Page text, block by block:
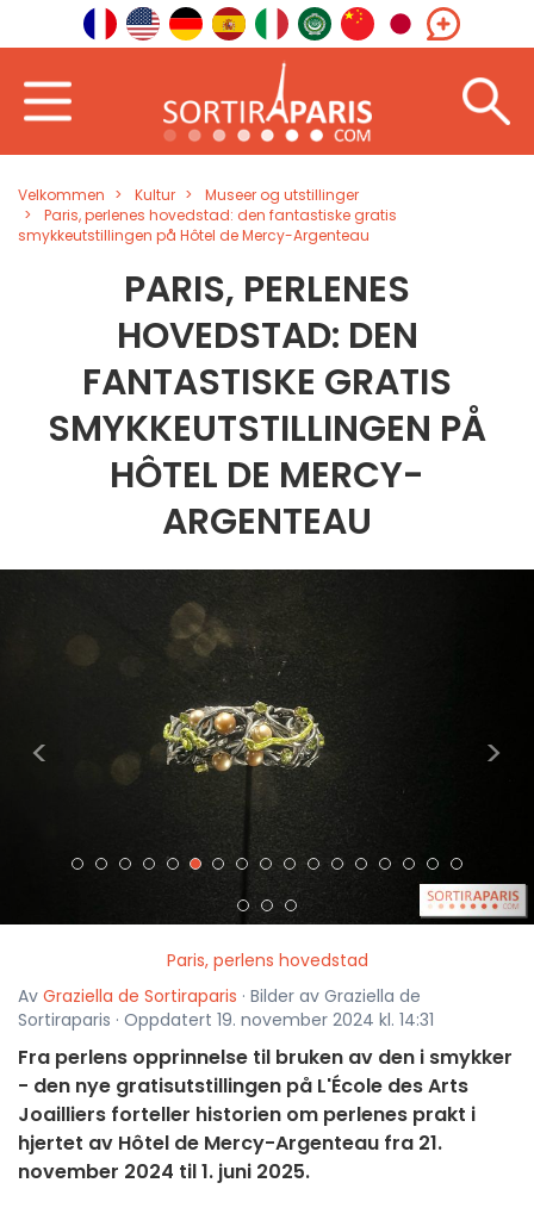
Velkommen Kultur
Museer og utstillinger
Paris, perlenes hovedstad: den fantastiske gratis
smykkeutstillingen på Hôtel de Mercy-Argenteau
PARIS, PERLENES
HOVEDSTAD: DEN
FANTASTISKE GRATIS
SMYKKEUTSTILLINGEN PÅ
HÔTEL DE MERCY-
ARGENTEAU
< >
Paris, perlens hovedstad
Av Graziella de Sortiraparis · Bilder av Graziella de
Sortiraparis · Oppdatert 19. november 2024 kl. 14:31
Fra perlens opprinnelse til bruken av den i smykker
- den nye gratisutstillingen på L'École des Arts
Joailliers forteller historien om perlenes prakt i
hjertet av Hôtel de Mercy-Argenteau fra 21.
november 2024 til 1. juni 2025.